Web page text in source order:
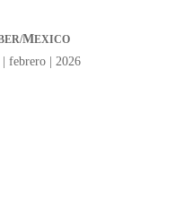
MEXICO
febrero | 2026